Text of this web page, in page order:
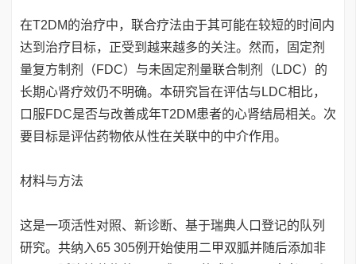
在T2DM的治疗中，联合疗法由于其可能在较短的时间内
达到治疗目标，正受到越来越多的关注。然而，固定剂
量复方制剂（FDC）与未固定剂量联合制剂（LDC）的
长期心肾疗效仍不明确。本研究旨在评估与LDC相比，
口服FDC是否与改善成年T2DM患者的心肾结局相关。次
要目标是评估药物依从性在关联中的中介作用。
材料与方法
这是一项活性对照、新诊断、基于瑞典人口登记的队列
研究。共纳入65 305例开始使用二甲双胍并随后添加非